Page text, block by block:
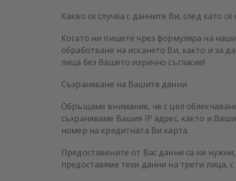
Какво се случва с данните Ви, след като се
Когато ни пишете чрез формуляра на
обработване на искането Ви, както и за
лица без Вашето изрично съгласие!
Съхраняване на Вашите данни
Обръщаме внимание, че с цел
съхраняваме Вашия IP адрес, както и
номер на кредитната Ви карта.
Предоставените от Вас данни са ни
предоставяме тези данни на трети лица,